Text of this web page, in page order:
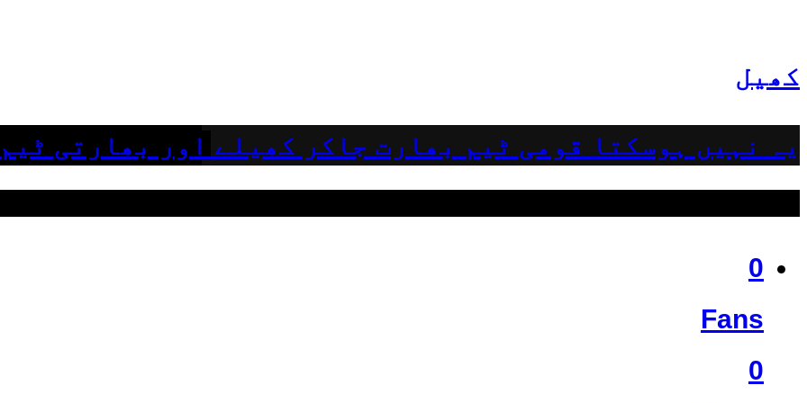
کھیل
یہ نہیں ہوسکتا قومی ٹیم بھارت جاکر کھیلے اور بھارتی
0
Fans
0